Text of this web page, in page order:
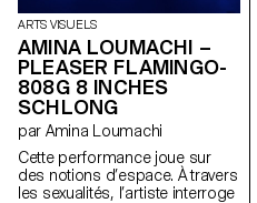
ARTS VISUELS
AMINA LOUMACHI –
PLEASER FLAMINGO-
808G 8 INCHES
SCHLONG
par Amina Loumachi
Cette performance joue sur
des notions d’espace. À travers
les sexualités, l’artiste interroge